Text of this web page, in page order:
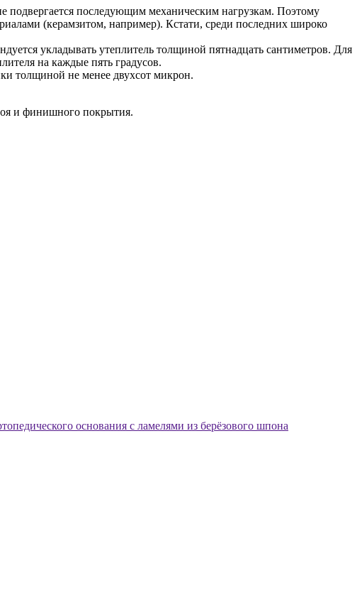
подвергается последующим механическим нагрузкам. Поэтому
(керамзитом, например). Кстати, среди последних широко
укладывать утеплитель толщиной пятнадцать сантиметров. Для
на каждые пять градусов.
толщиной не менее двухсот микрон.
и финишного покрытия.
основания с ламелями из берёзового шпона